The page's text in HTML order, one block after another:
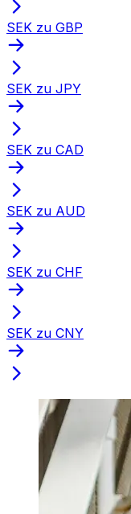
SEK zu GBP
SEK zu JPY
SEK zu CAD
SEK zu AUD
SEK zu CHF
SEK zu CNY